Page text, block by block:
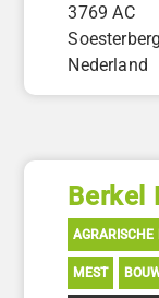
3769 AC
Soesterberg
Nederland
Berkel
AGRARISCHE
MEST